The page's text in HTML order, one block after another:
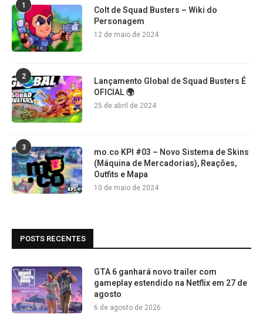
1
Colt de Squad Busters – Wiki do
Personagem
12 de maio de 2024
2
Lançamento Global de Squad Busters É
OFICIAL 🌍
25 de abril de 2024
3
mo.co KPI #03 – Novo Sistema de Skins
(Máquina de Mercadorias), Reações,
Outfits e Mapa
10 de maio de 2024
POSTS RECENTES
GTA 6 ganhará novo trailer com
gameplay estendido na Netflix em 27 de
agosto
6 de agosto de 2026